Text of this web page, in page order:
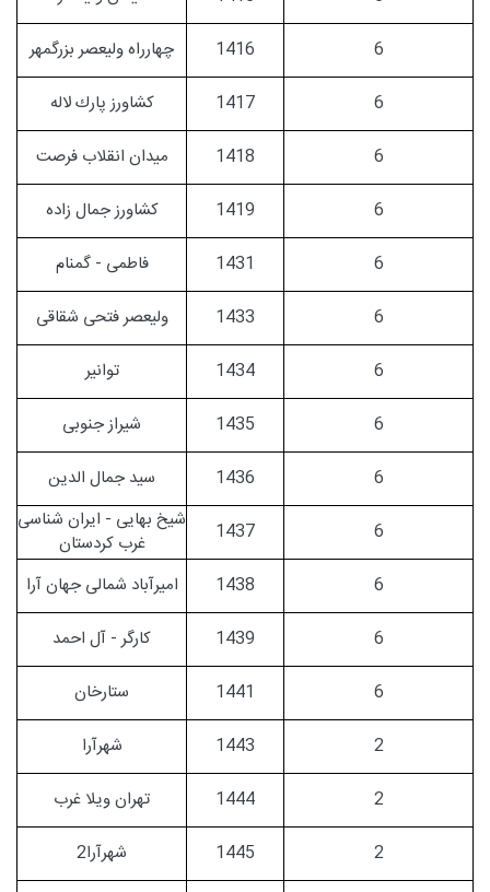
6
1416
چهارراه وليعصر بزرگمهر
6
1417
كشاورز پارك لاله
6
1418
ميدان انقلاب فرصت
6
1419
كشاورز جمال زاده
6
1431
فاطمی - گمنام
6
1433
ولیعصر فتحی شقاقی
6
1434
توانیر
6
1435
شیراز جنوبی
6
1436
سید جمال الدین
6
1437
شیخ بهایی - ایران شناسی
غرب کردستان
6
1438
امیرآباد شمالی جهان آرا
6
1439
کارگر - آل احمد
6
1441
ستارخان
2
1443
شهرآرا
2
1444
تهران ویلا غرب
2
1445
شهرآرا2